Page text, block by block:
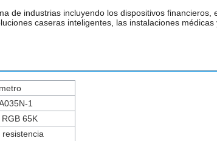
de industrias incluyendo los dispositivos
caseras inteligentes, las instalaciones
1
65K
resistencia